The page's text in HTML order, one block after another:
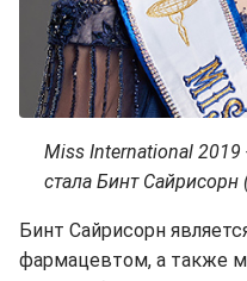
Miss International 2019
стала Бинт
Бинт Сайрисорн
фармацевтом, а также